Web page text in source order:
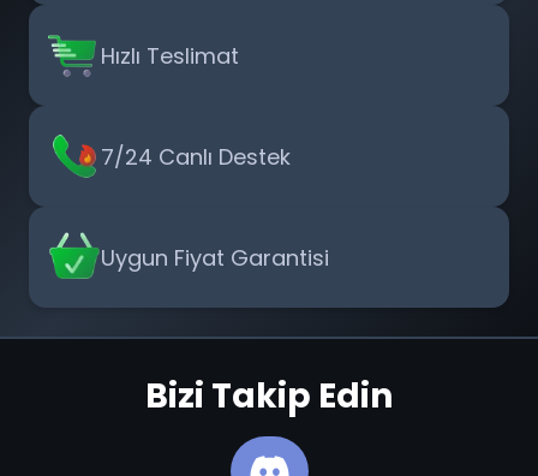
Hızlı Teslimat
7/24 Canlı Destek
Uygun Fiyat Garantisi
Bizi Takip Edin